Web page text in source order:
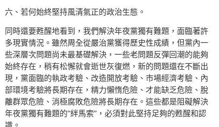
六、若何始終堅持風清氣正的政治生態。
同時還要甦醒地看到，我們解決年夜黨獨有難題，面臨著許
多現實情況。雖然周全從嚴治黨獲得歷史性成績，但黨內一
些深層次問題尚未最基礎解決，一些老問題反彈回潮的能夠
始終存在，稍有松懈就會逝世灰復燃，新的問題還在不斷出
現，黨面臨的執政考驗、改造開放考驗、市場經濟考驗、內
部環境考驗將長期存在，精力懶惰危險、才能缺乏危險、脫
離群眾危險、消極腐敗危險將長期存在。這些都是阻礙解決
年夜黨獨有難題的“絆馬索”，必須對此堅持足夠的甦醒和認
識。